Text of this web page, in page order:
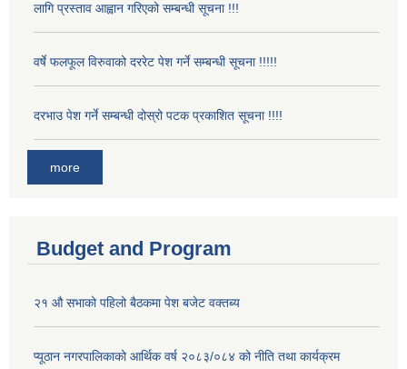
लागि प्रस्ताव आह्वान गरिएको सम्बन्धी सूचना !!!
वर्षे फलफूल विरुवाको दररेट पेश गर्ने सम्बन्धी सूचना !!!!!
दरभाउ पेश गर्ने सम्बन्धी दोस्रो पटक प्रकाशित सूचना !!!!
more
Budget and Program
२१ औ सभाको पहिलो बैठकमा पेश बजेट वक्तब्य
प्यूठान नगरपालिकाको आर्थिक वर्ष २०८३/०८४ को नीति तथा कार्यक्रम